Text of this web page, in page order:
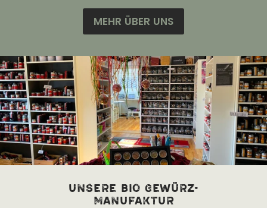
MEHR ÜBER UNS
unsere bio Gewürz-
manufaktur